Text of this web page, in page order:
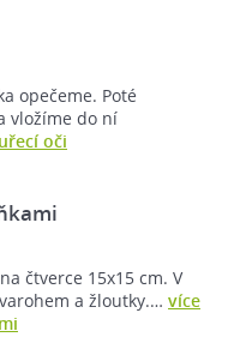
opečeme. Poté
vložíme do ní
oči
čtverce 15x15 cm. V
a žloutky.… více